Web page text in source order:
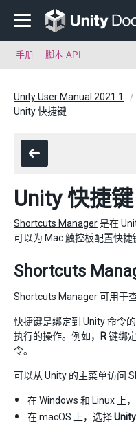
手册 脚本 API
Unity User Manual 2021.1
Unity 快捷键
Unity 快捷键
Shortcuts Manager是在
可以为 Mac 触控板配置快捷
Shortcuts
Shortcuts Manager 可用于
快捷键是绑定到 Unity 命令
执行的操作。例如，
R键绑
令。
可以从 Unity 的主菜单访问
在 Windows 和 Linux 上
在 macOS 上，选择